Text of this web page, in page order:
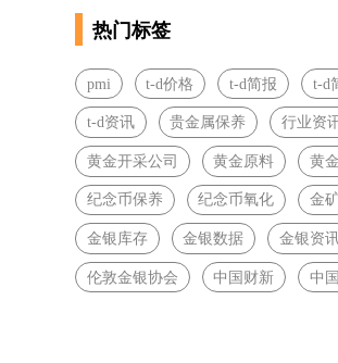
热门标签
pmi t-d价格 t-d简报 t-d
t-d资讯 贵金属保养 行业资
黄金开采公司 黄金原料 黄
纪念币保养 纪念币氧化 金
金银库存 金银数据 金银资
伦敦金银协会 中国财新 中